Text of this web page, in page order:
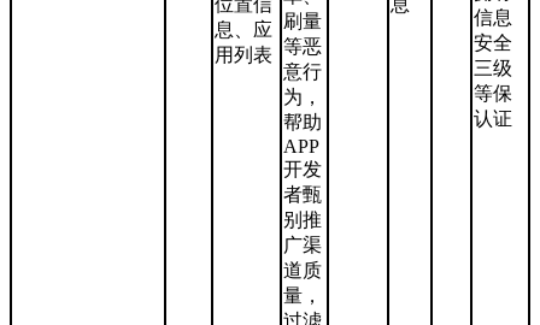
位置信
息、应
用列表
刷量
等恶
意行
为，
帮助
APP
开发
者甄
别推
广渠
道质
量，
过滤
息
信息
安全
三级
等保
认证